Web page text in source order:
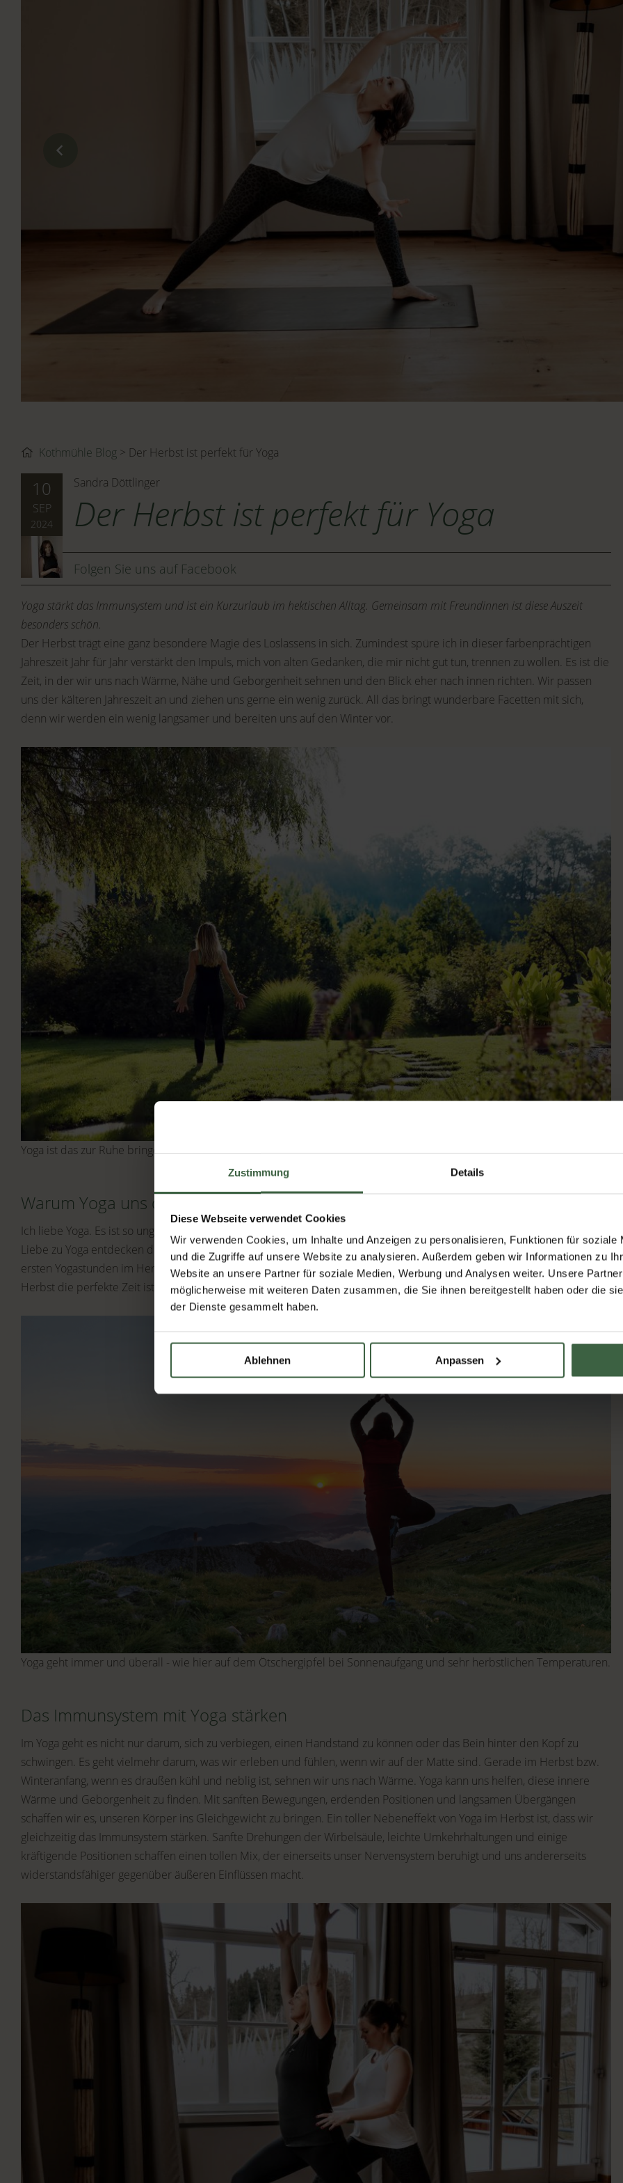
Zustimmung Details
Diese Webseite verwendet Cookies
Wir verwenden Cookies, um Inhalte und Anzeigen zu personalisieren, Funktionen für soziale
und die Zugriffe auf unsere Website zu analysieren. Außerdem geben wir Informationen zu
Website an unsere Partner für soziale Medien, Werbung und Analysen weiter. Unsere
möglicherweise mit weiteren Daten zusammen, die Sie ihnen bereitgestellt haben oder die
der Dienste gesammelt haben.
Ablehnen Anpassen
Kothmühle Blog Der Herbst ist perfekt für Yoga
10
SEP
2024
Sandra Döttlinger
Der Herbst ist perfekt für Yoga
Folgen Sie uns auf Facebook
Yoga stärkt das Immunsystem und ist ein Kurzurlaub im hektischen Alltag. Gemeinsam mit Freundinnen ist diese Auszeit
besonders schön.
Der Herbst trägt eine ganz besondere Magie des Loslassens in sich. Zumindest spüre ich in dieser farbenprächtigen
Jahreszeit Jahr für Jahr verstärkt den Impuls, mich von alten Gedanken, die mir nicht gut tun, trennen zu wollen. Es ist die
Zeit, in der wir uns nach Wärme, Nähe und Geborgenheit sehnen und den Blick eher nach innen richten. Wir passen
uns der kälteren Jahreszeit an und ziehen uns gerne ein wenig zurück. All das bringt wunderbare Facetten mit sich,
denn wir werden ein wenig langsamer und bereiten uns auf den Winter vor.
Yoga ist das zur Ruhe bringen der Gedankenwellen im Geiste.
Warum Yoga uns dabei hilft, in die kalte Jahreszeit einzutauchen
Ich liebe Yoga. Es ist so unglaublich vielseitig und jede einzelne Einheit erdet mich. Als ich vor ein paar Jahren meine
Liebe zu Yoga entdecken durfte, war ich sofort Feuer und Flamme. Und ich erinnere mich noch daran, dass eine meiner
ersten Yogastunden im Herbst stattgefunden hat. Eine unglaublich tolle Yogalehrerin hat mir damals gesagt, dass der
Herbst die perfekte Zeit ist, um mit Yoga zu starten. Und ich bin mir sicher, dass das wirklich so ist.
Yoga geht immer und überall - wie hier auf dem Ötschergipfel bei Sonnenaufgang und sehr herbstlichen Temperaturen.
Das Immunsystem mit Yoga stärken
Im Yoga geht es nicht nur darum, sich zu verbiegen, einen Handstand zu können oder das Bein hinter den Kopf zu
schwingen. Es geht vielmehr darum, was wir erleben und fühlen, wenn wir auf der Matte sind. Gerade im Herbst bzw.
Winteranfang, wenn es draußen kühl und neblig ist, sehnen wir uns nach Wärme. Yoga kann uns helfen, diese innere
Wärme und Geborgenheit zu finden. Mit sanften Bewegungen, erdenden Positionen und langsamen Übergängen
schaffen wir es, unseren Körper ins Gleichgewicht zu bringen. Ein toller Nebeneffekt von Yoga im Herbst ist, dass wir
gleichzeitig das Immunsystem stärken. Sanfte Drehungen der Wirbelsäule, leichte Umkehrhaltungen und einige
kräftigende Positionen schaffen einen tollen Mix, der einerseits unser Nervensystem beruhigt und uns andererseits
widerstandsfähiger gegenüber äußeren Einflüssen macht.